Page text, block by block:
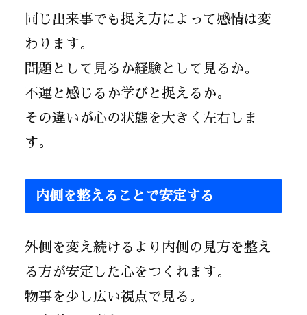
同じ出来事でも捉え方によって感情は変
わります。
問題として見るか経験として見るか。
不運と感じるか学びと捉えるか。
その違いが心の状態を大きく左右しま
す。
内側を整えることで安定する
外側を変え続けるより内側の見方を整え
る方が安定した心をつくれます。
物事を少し広い視点で見る。